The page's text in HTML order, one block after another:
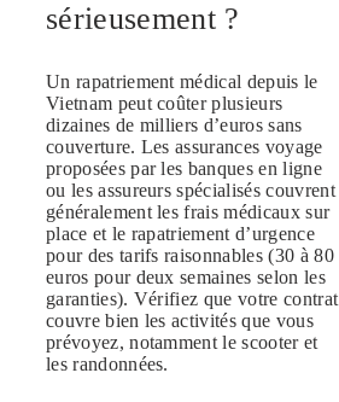
sérieusement ?
Un rapatriement médical depuis le
Vietnam peut coûter plusieurs
dizaines de milliers d’euros sans
couverture. Les assurances voyage
proposées par les banques en ligne
ou les assureurs spécialisés couvrent
généralement les frais médicaux sur
place et le rapatriement d’urgence
pour des tarifs raisonnables (30 à 80
euros pour deux semaines selon les
garanties). Vérifiez que votre contrat
couvre bien les activités que vous
prévoyez, notamment le scooter et
les randonnées.